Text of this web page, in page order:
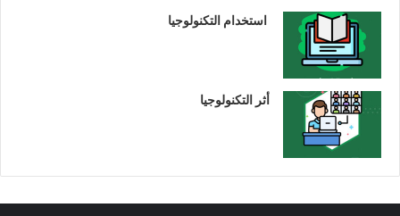
استخدام التكنولوجيا
أثر التكنولوجيا